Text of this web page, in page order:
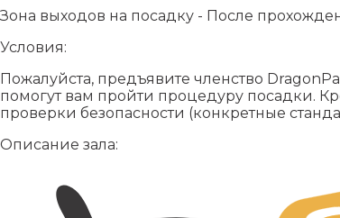
Зона выходов на посадку - После
Условия:
Пожалуйста, предъявите членство
помогут вам пройти процедуру посадки.
проверки безопасности (конкретные
Описание зала: